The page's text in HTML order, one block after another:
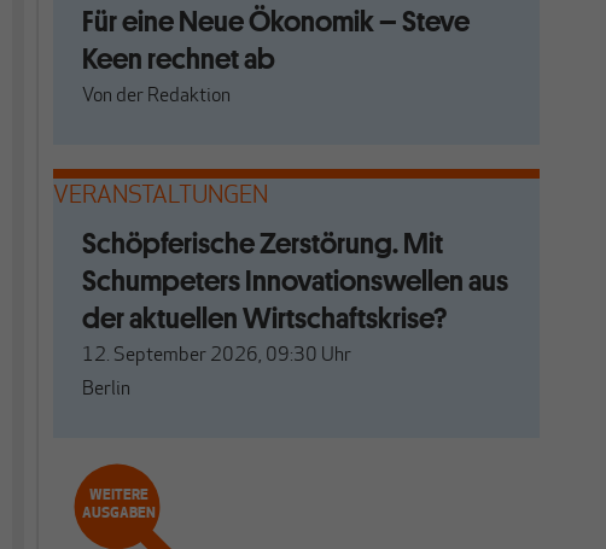
Für eine Neue Ökonomik – Steve
Keen rechnet ab
Von der Redaktion
VERANSTALTUNGEN
Schöpferische Zerstörung. Mit
Schumpeters Innovationswellen aus
der aktuellen Wirtschaftskrise?
12. September 2026, 09:30 Uhr
Berlin
WEITERE
AUSGABEN